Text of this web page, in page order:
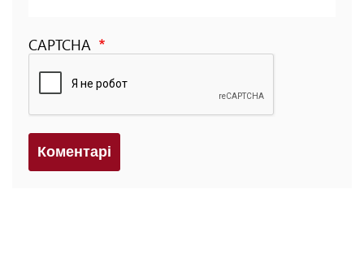
CAPTCHA
Коментарi